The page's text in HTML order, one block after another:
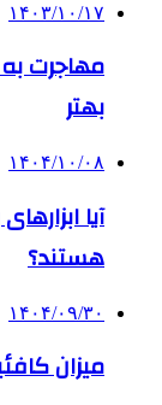
۱۴۰۳/۱۰/۱۷
مهاجرت
بهتر
۱۴۰۴/۱۰/۰۸
آیا
هستند؟
۱۴۰۴/۰۹/۳۰
میزان